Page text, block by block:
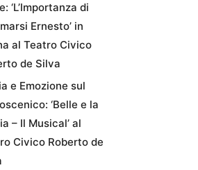
‘L’Importanza di
Ernesto’ in
al Teatro Civico
de Silva
e Emozione sul
‘Belle e la
– Il Musical’ al
Civico Roberto de